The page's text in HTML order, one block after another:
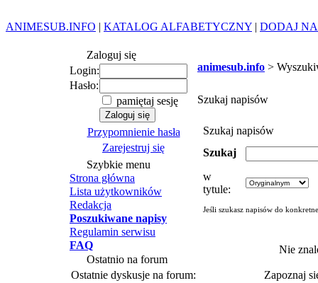
ANIMESUB.INFO | KATALOG ALFABETYCZNY | DODAJ
Zaloguj się
Login:
Hasło:
pamiętaj sesję
Przypomnienie hasła
Zarejestruj się
Szybkie menu
Strona główna
Lista użytkowników
Redakcja
Poszukiwane napisy
Regulamin serwisu
FAQ
Ostatnio na forum
Ostatnie dyskusje na forum:
animesub.info >
Szukaj napisów
Szukaj napisów
Szukaj
w
tytule:
Jeśli szukasz napisów do
Nie
Zapoznaj